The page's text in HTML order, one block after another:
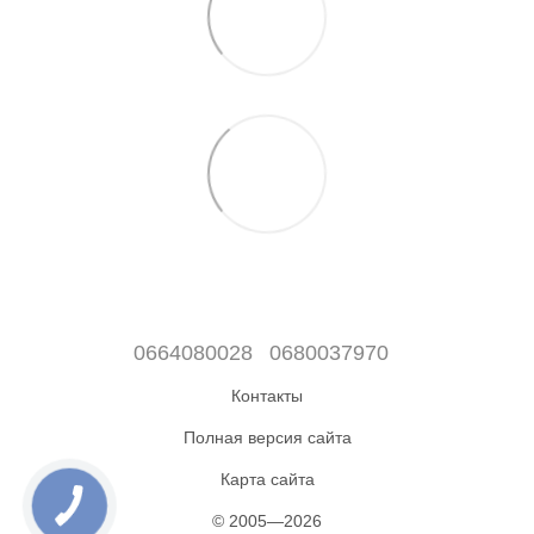
0664080028 0680037970
Контакты
Полная версия сайта
Карта сайта
© 2005—2026